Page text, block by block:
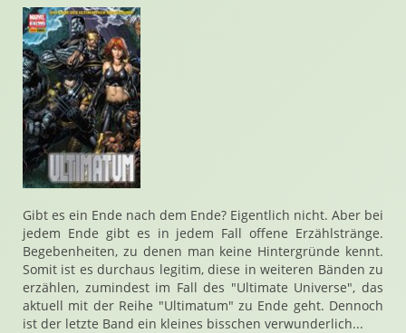
Gibt es ein Ende nach dem Ende? Eigentlich nicht. Aber bei
jedem Ende gibt es in jedem Fall offene Erzählstränge.
Begebenheiten, zu denen man keine Hintergründe kennt.
Somit ist es durchaus legitim, diese in weiteren Bänden zu
erzählen, zumindest im Fall des "Ultimate Universe", das
aktuell mit der Reihe "Ultimatum" zu Ende geht. Dennoch
ist der letzte Band ein kleines bisschen verwunderlich...